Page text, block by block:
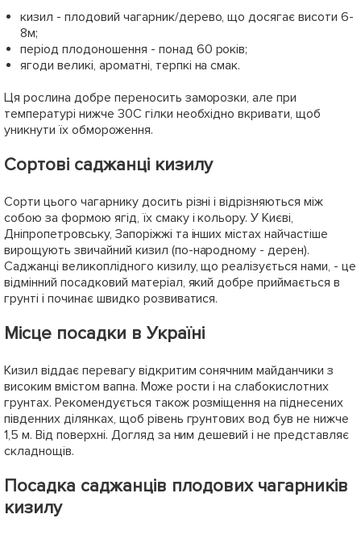
кизил - плодовий чагарник/дерево, що досягає висоти 6-
8м;
період плодоношення - понад 60 років;
ягоди великі, ароматні, терпкі на смак.
Ця рослина добре переносить заморозки, але при
температурі нижче 30С гілки необхідно вкривати, щоб
уникнути їх обмороження.
Сортові саджанці кизилу
Сорти цього чагарнику досить різні і відрізняються між
собою за формою ягід, їх смаку і кольору. У Києві,
Дніпропетровську, Запоріжжі та інших містах найчастіше
вирощують звичайний кизил (по-народному - дерен).
Саджанці великоплідного кизилу, що реалізується нами, - це
відмінний посадковий матеріал, який добре приймається в
грунті і починає швидко розвиватися.
Місце посадки в Україні
Кизил віддає перевагу відкритим сонячним майданчики з
високим вмістом вапна. Може рости і на слабокислотних
грунтах. Рекомендується також розміщення на піднесених
південних ділянках, щоб рівень грунтових вод був не нижче
1,5 м. Від поверхні. Догляд за ним дешевий і не представляє
складнощів.
Посадка саджанців плодових чагарників
кизилу